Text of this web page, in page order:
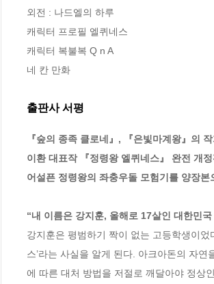
외전 : 나드엘의 하루
캐릭터 프로필 엘퀴네스
캐릭터 복불복 Q n A
네 칸 만화
출판사 서평
『숲의 종족 클로네』, 『은빛마계왕』의
이환 대표작 『정령왕 엘퀴네스』 완전 개
어설픈 정령왕의 좌충우돌 모험기를 양장본
“내 이름은 강지훈, 올해로 17살인 대한민
강지훈은 평범하기 짝이 없는 고등학생이
스’라는 사실을 알게 된다. 아크아돈의 자
에 따른 대처 방법을 저절로 깨달아야 정상